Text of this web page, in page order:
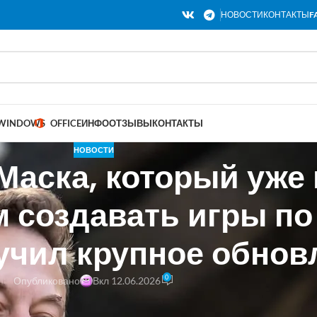
НОВОСТИКОНТАКТЫ
OFFICEИНФООТЗЫВЫКОНТАКТЫ
НОВОСТИ
который уже
игры
крупное
Опубликовано Вкл 12.06.2026 0
Компания xAI Илона Маска продолжает активно улучшать свою
на его основе. Выпущено очередное обновление v0.2.51.